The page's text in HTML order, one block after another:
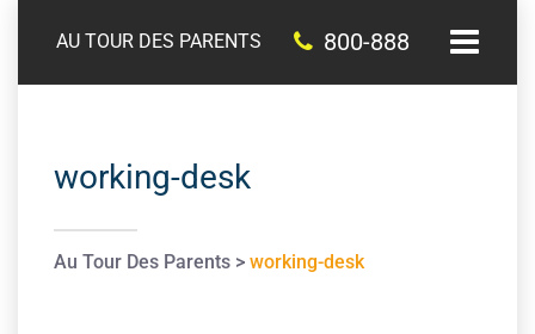
AU TOUR DES PARENTS 800-888
working-desk
Au Tour Des Parents > working-desk